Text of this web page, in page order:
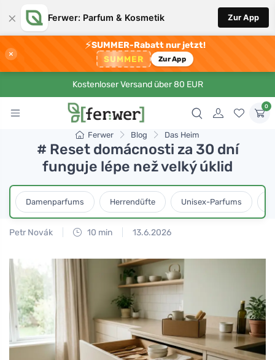
× Ferwer: Parfum & Kosmetik Zur App
×
⚡SUMMER-Rabatt nur jetzt!
SUMMER Zur App
Kostenloser Versand über 80 EUR
0
Ferwer Blog Das Heim
# Reset domácnosti za 30 dní
funguje lépe než velký úklid
Damenparfums Herrendüfte Unisex-Parfums
Petr Novák 10 min 13.6.2026